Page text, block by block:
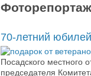
70-летний
Посадского местного
председателя